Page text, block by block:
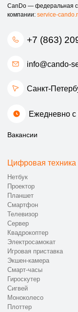
CanDo — федеральная
компании: service-
+7 (863)
info@cando-
Санкт-
Ежедневно с
Вакансии
Цифровая техника
Нетбук
Проектор
Планшет
Смартфон
Телевизор
Сервер
Квадрокоптер
Электросамокат
Игровая приставка
Экшен-камера
Смарт-часы
Гироскутер
Сигвей
Моноколесо
Плоттер